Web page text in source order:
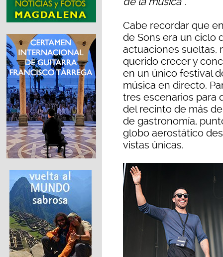
Cabe recordar que
de Sons era un ciclo
actuaciones sueltas,
querido crecer y
en un único festival
música en directo.
tres escenarios para
del recinto de más
de gastronomía,
globo aerostático
vistas únicas.